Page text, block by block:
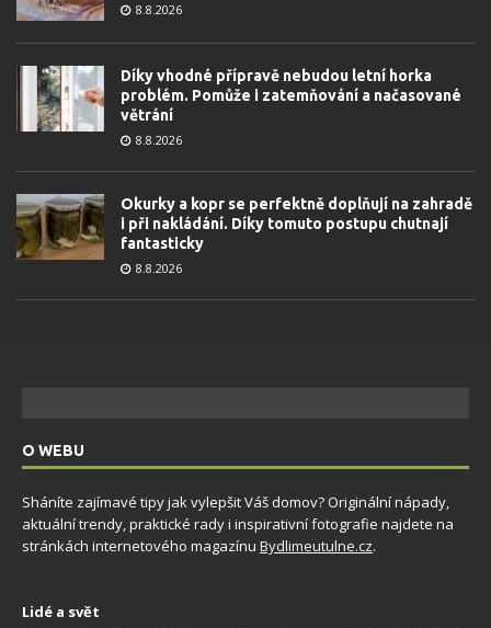
8.8.2026
Díky vhodné přípravě nebudou letní horka
problém. Pomůže i zatemňování a načasované
větrání
8.8.2026
Okurky a kopr se perfektně doplňují na zahradě
i při nakládání. Díky tomuto postupu chutnají
fantasticky
8.8.2026
O WEBU
Sháníte zajímavé tipy jak vylepšit Váš domov? Originální nápady,
aktuální trendy, praktické rady i inspirativní fotografie najdete na
stránkách internetového magazínu Bydlimeutulne.cz.
Lidé a svět